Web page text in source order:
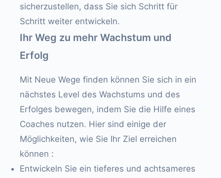
sicherzustellen, dass Sie sich Schritt für
Schritt weiter entwickeln.
Ihr Weg zu mehr Wachstum und
Erfolg
Mit Neue Wege finden können Sie sich in ein
nächstes Level des Wachstums und des
Erfolges bewegen, indem Sie die Hilfe eines
Coaches nutzen. Hier sind einige der
Möglichkeiten, wie Sie Ihr Ziel erreichen
können :
Entwickeln Sie ein tieferes und achtsameres